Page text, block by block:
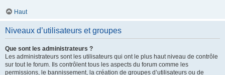
Haut
Niveaux d’utilisateurs et groupes
Que sont les administrateurs ?
Les administrateurs sont les utilisateurs qui ont le plus haut niveau de contrôle
sur tout le forum. Ils contrôlent tous les aspects du forum comme les
permissions, le bannissement, la création de groupes d’utilisateurs ou de